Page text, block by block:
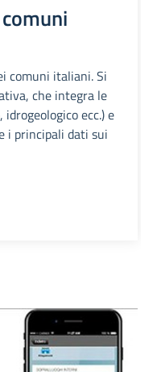
comuni italiani. Si
che integra le
ecc.) e
i principali dati sui